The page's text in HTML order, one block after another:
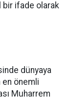
bir ifade olarak
dünyaya
en önemli
Muharrem